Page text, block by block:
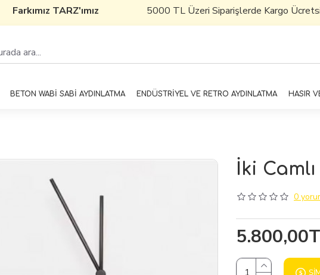
Farkımız TARZ'ımız5000 TL Üzeri Siparişlerde Kargo Ücretsizdir
BETON WABİ SABİ AYDINLATMA ENDÜSTRİYEL VE RETRO AYDINLATMA HASIR
İki
0